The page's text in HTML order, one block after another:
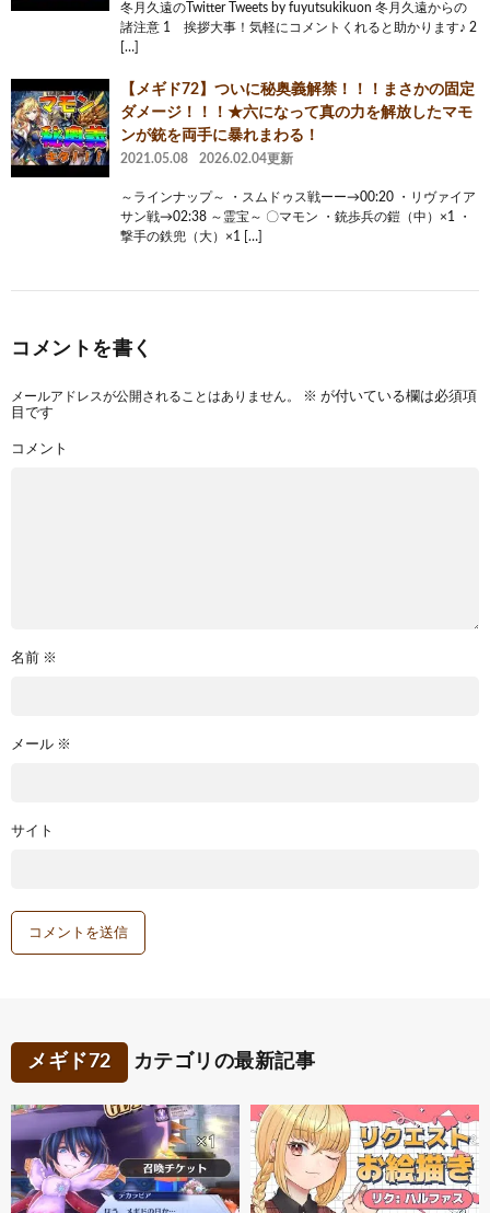
冬月久遠のTwitter Tweets by fuyutsukikuon 冬月久遠からの
諸注意 1 挨拶大事！気軽にコメントくれると助かります♪ 2
[…]
【メギド72】ついに秘奥義解禁！！！まさかの固定
ダメージ！！！★六になって真の力を解放したマモ
ンが銃を両手に暴れまわる！
2021.05.08 2026.02.04更新
～ラインナップ～ ・スムドゥス戦ーー→00:20 ・リヴァイア
サン戦→02:38 ～霊宝～ 〇マモン ・銃歩兵の鎧（中）×1 ・
撃手の鉄兜（大）×1 […]
コメントを書く
メールアドレスが公開されることはありません。 ※ が付いている欄は必須項
目です
コメント
名前 ※
メール ※
サイト
メギド72 カテゴリの最新記事